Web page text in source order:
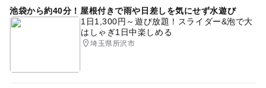
池袋から約40分！屋根付きで雨や日差しを気にせず水遊び
1日1,300円～遊び放題！スライダー&泡で大
はしゃぎ1日中楽しめる
埼玉県所沢市